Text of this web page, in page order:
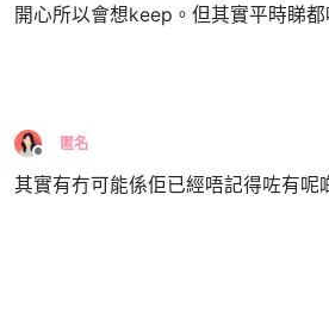
開心所以會想keep。但其實平時睇都
離線
匿名
其實有冇可能係佢已經唔記得咗有